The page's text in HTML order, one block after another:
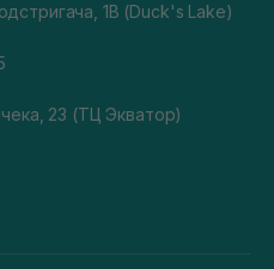
1В (Duck's Lake)
23 (ТЦ Экватор)